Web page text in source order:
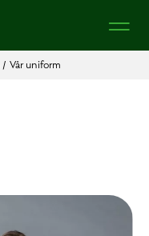
/ Vår uniform